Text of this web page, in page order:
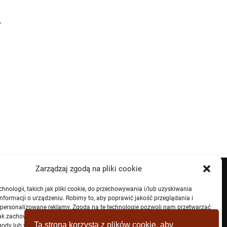
Zarządzaj zgodą na pliki cookie
takich jak pliki cookie, do przechowywania i/lub uzyskiwania
o urządzeniu. Robimy to, aby poprawić jakość przeglądania i
reklamy. Zgoda na te technologie pozwoli nam przetwarzać
zachowanie przeglądania lub unikalne identyfikatory na tej stronie. Brak
lub wycofanie zgody może niekorzystnie wpłynąć na niektóre cechy i
Ta strona korzysta z plików cookie, aby